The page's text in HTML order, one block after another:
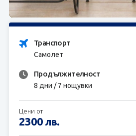
ЗАПИТВАНЕ
Транспорт
Самолет
Продължителност
8 дни / 7 нощувки
Цени от
2300 лв.